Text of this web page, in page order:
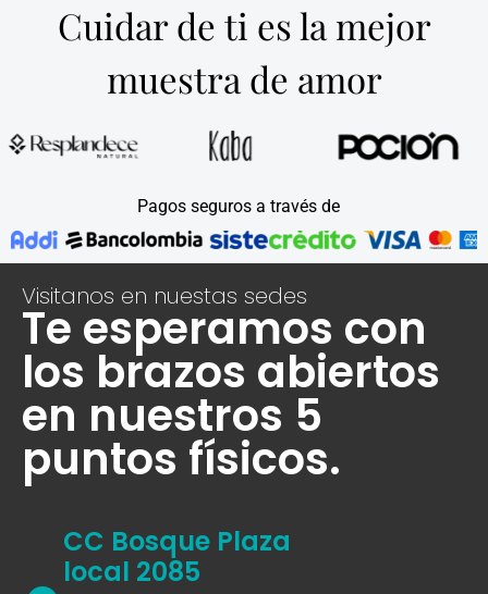
Cuidar de ti es la mejor
muestra de amor
Pagos seguros a través de
Visitanos en nuestas sedes
Te esperamos con
los brazos abiertos
en nuestros 5
puntos físicos.
CC Bosque Plaza
local 2085